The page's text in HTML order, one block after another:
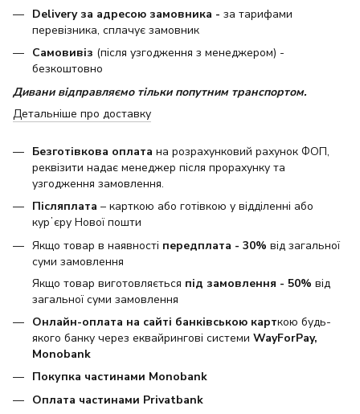
Delivery за адресою замовника - за тарифами
перевізника, сплачує замовник
Самовивіз (після узгодження з менеджером) -
безкоштовно
Дивани відправляємо тільки попутним транспортом.
Детальніше про доставку
Безготівкова оплата на розрахунковий рахунок ФОП,
реквізити надає менеджер після прорахунку та
узгодження замовлення.
Післяплата – карткою або готівкою у відділенні або
курʼєру Нової пошти
Якщо товар в наявності передплата - 30% від загальної
суми замовлення
Якщо товар виготовляється під замовлення - 50% від
загальної суми замовлення
Онлайн-оплата на сайті банківською карткою будь-
якого банку через еквайрингові системи WayForPay,
Monobank
Покупка частинами Monobank
Оплата частинами Privatbank